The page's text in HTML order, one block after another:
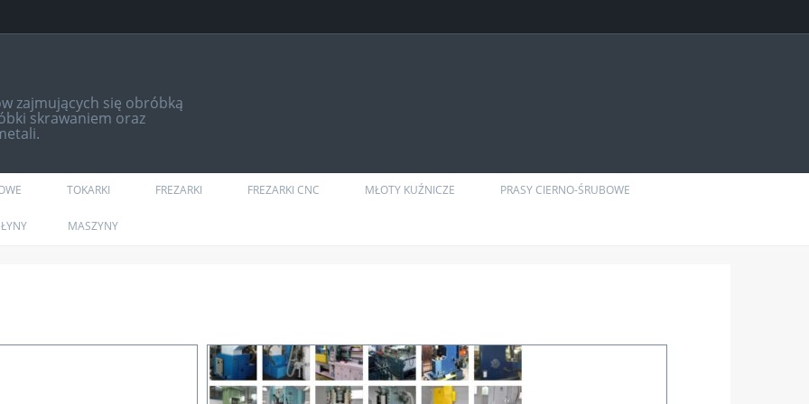
zajmujących się obróbką
skrawaniem oraz
TOKARKI FREZARKI FREZARKI CNC MŁOTY KUŹNICZE PRASY CIERNO-ŚRUBOWE
MASZYNY